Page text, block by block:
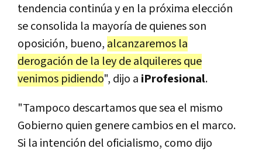
tendencia continúa y en la próxima elección
se consolida la mayoría de quienes son
oposición, bueno, alcanzaremos la
derogación de la ley de alquileres que
venimos pidiendo", dijo a iProfesional.
"Tampoco descartamos que sea el mismo
Gobierno quien genere cambios en el marco.
Si la intención del oficialismo, como dijo